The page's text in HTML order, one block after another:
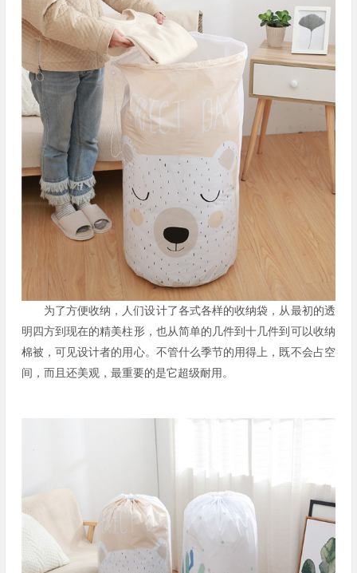
为了方便收纳，人们设计了各式各样的收纳袋，从最初的透
明四方到现在的精美柱形，也从简单的几件到十几件到可以收纳
棉被，可见设计者的用心。不管什么季节的用得上，既不会占空
间，而且还美观，最重要的是它超级耐用。